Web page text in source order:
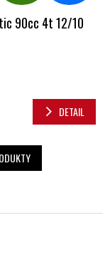
90cc 4t 12/10
DETAIL